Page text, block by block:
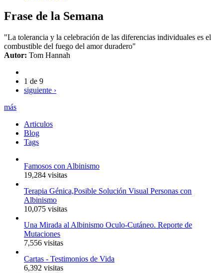
Frase de la Semana
"La tolerancia y la celebración de las diferencias individuales es el
combustible del fuego del amor duradero"
Autor: Tom Hannah
1 de 9
siguiente ›
más
Articulos
Blog
Tags
Famosos con Albinismo
19,284 visitas
Terapia Génica,Posible Solución Visual Personas con
Albinismo
10,075 visitas
Una Mirada al Albinismo Oculo-Cutáneo. Reporte de
Mutaciones
7,556 visitas
Cartas - Testimonios de Vida
6,392 visitas